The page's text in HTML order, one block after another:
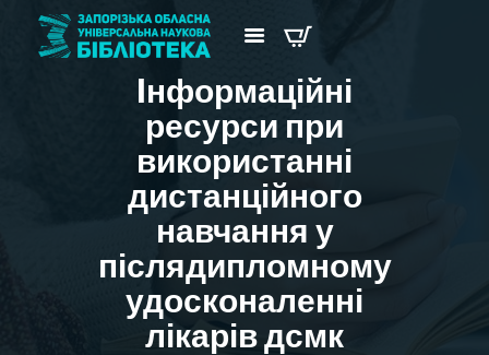
Iнформаційні
ресурси при
використанні
дистанційного
навчання у
післядипломному
удосконаленні
лікарів дсмк